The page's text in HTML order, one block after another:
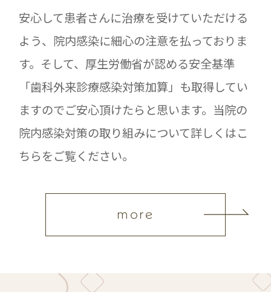
安心して患者さんに治療を受けていただける
よう、院内感染に細心の注意を払っておりま
す。そして、厚生労働省が認める安全基準
「歯科外来診療感染対策加算」も取得してい
ますのでご安心頂けたらと思います。当院の
院内感染対策の取り組みについて詳しくはこ
ちらをご覧ください。
more